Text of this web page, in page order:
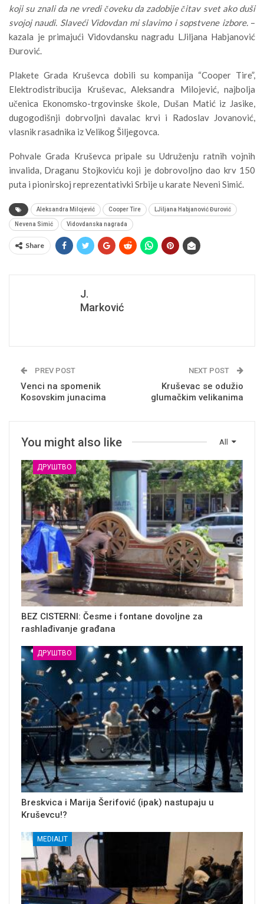
koji su znali da ne vredi čoveku da zadobije čitav svet ako duši
svojoj naudi. Slaveći Vidovdan mi slavimo i sopstvene izbore.–
kazala je primajući Vidovdansku nagradu LJiljana Habjanović
Đurović.
Plakete Grada Kruševca dobili su kompanija “Cooper Tire”,
Elektrodistribucija Kruševac, Aleksandra Milojević, najbolja
učenica Ekonomsko-trgovinske škole, Dušan Matić iz Jasike,
dugogodišnji dobrvoljni davalac krvi i Radoslav Jovanović,
vlasnik rasadnika iz Velikog Šiljegovca.
Pohvale Grada Kruševca pripale su Udruženju ratnih vojnih
invalida, Draganu Stojkoviću koji je dobrovoljno dao krv 150
puta i pionirskoj reprezentativki Srbije u karate Neveni Simić.
Aleksandra Milojević Cooper Tire LJiljana Habjanović Đurović
Nevena Simić Vidovdanska nagrada
Share
J.
Marković
PREV POST
Venci na spomenik
Kosovskim junacima
NEXT POST
Kruševac se odužio
glumačkim velikanima
All
You might also like
ДРУШТВО
BEZ CISTERNI: Česme i fontane dovoljne za
rashlađivanje građana
ДРУШТВО
Breskvica i Marija Šerifović (ipak) nastupaju u
Kruševcu!?
MEDIALIT